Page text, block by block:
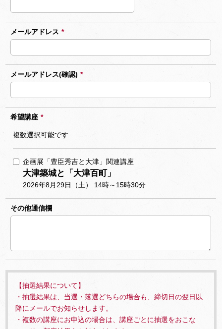
メールアドレス *
メールアドレス(確認) *
希望講座 *
複数選択可能です
企画展「豊臣秀吉と大津」関連講座
大津築城と「大津百町」
2026年8月29日（土） 14時～15時30分
その他通信欄
【抽選結果について】
・抽選結果は、当選・落選どちらの場合も、締切日の翌日以
降にメールでお知らせします。
・複数の講座にお申込の場合は、講座ごとに抽選をおこな